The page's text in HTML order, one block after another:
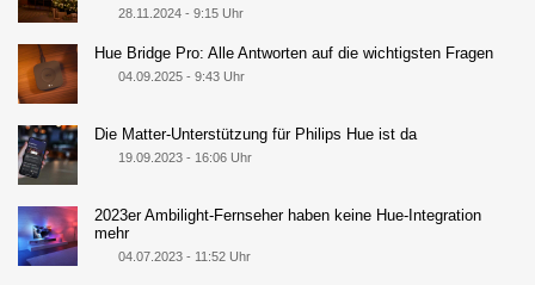
28.11.2024 - 9:15 Uhr
Hue Bridge Pro: Alle Antworten auf die wichtigsten Fragen
04.09.2025 - 9:43 Uhr
Die Matter-Unterstützung für Philips Hue ist da
19.09.2023 - 16:06 Uhr
2023er Ambilight-Fernseher haben keine Hue-Integration
mehr
04.07.2023 - 11:52 Uhr